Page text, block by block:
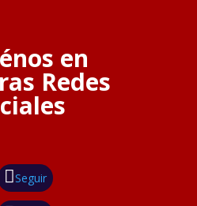
en
Redes
Seguir